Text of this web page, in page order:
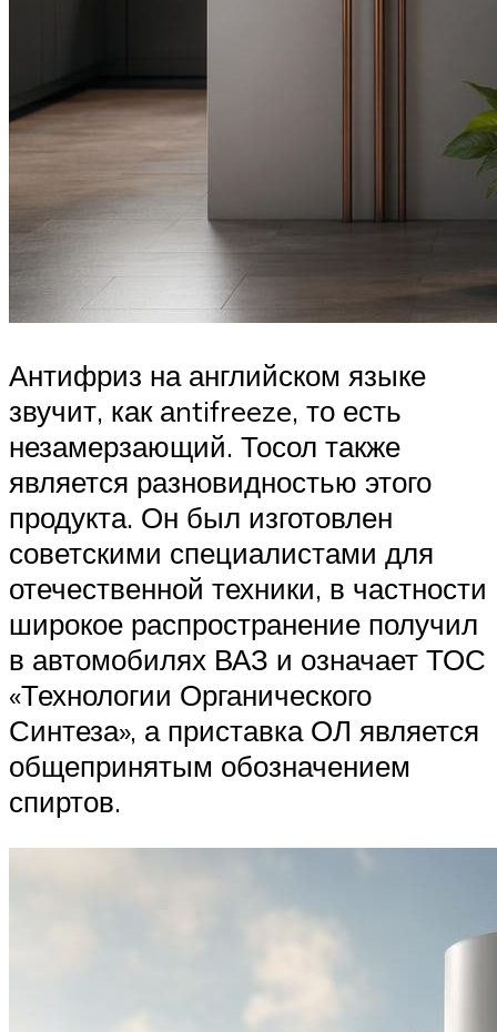
Антифриз на английском языке
звучит, как аntifreeze, то есть
незамерзающий. Тосол также
является разновидностью этого
продукта. Он был изготовлен
советскими специалистами для
отечественной техники, в частности
широкое распространение получил
в автомобилях ВАЗ и означает ТОС
«Технологии Органического
Синтеза», а приставка ОЛ является
общепринятым обозначением
спиртов.